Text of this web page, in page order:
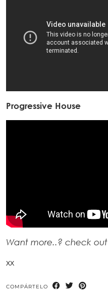
Progressive House
Want more..? check out
xx
COMPÁRTELO